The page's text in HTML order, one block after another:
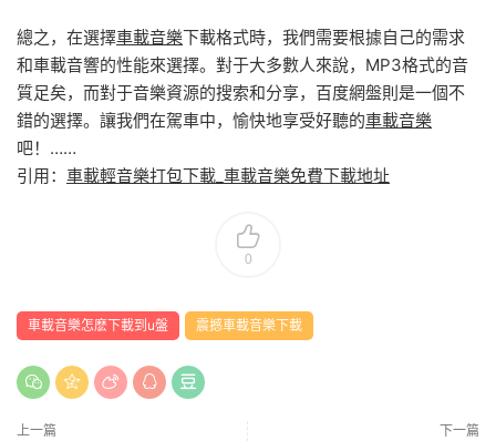
總之，在選擇車載音樂下載格式時，我們需要根據自己的需求
和車載音響的性能來選擇。對于大多數人來說，MP3格式的音
質足矣，而對于音樂資源的搜索和分享，百度網盤則是一個不
錯的選擇。讓我們在駕車中，愉快地享受好聽的車載音樂
吧！……
引用： 車載輕音樂打包下載_車載音樂免費下載地址
0
車載音樂怎麽下載到u盤 震撼車載音樂下載
上一篇 下一篇